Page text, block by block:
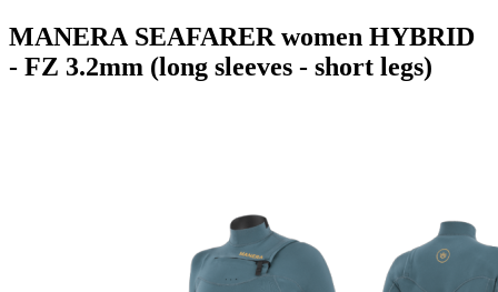
MANERA SEAFARER women HYBRID
- FZ 3.2mm (long sleeves - short legs)